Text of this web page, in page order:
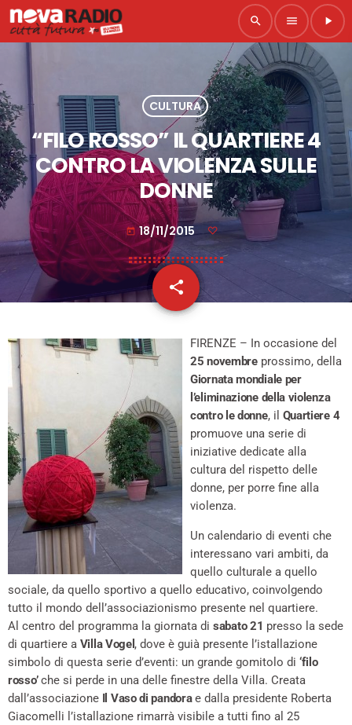
search menu play_arrow
CULTURA
“FILO ROSSO” IL QUARTIERE 4
CONTRO LA VIOLENZA SULLE
DONNE
today 18/11/2015
share
email
FIRENZE – In occasione del
25 novembreprossimo, della
Giornata mondiale per
l’eliminazione della violenza
contro le donne, il Quartiere 4
promuove una serie di
iniziative dedicate alla
cultura del rispetto delle
donne, per porre fine alla
violenza.
Un calendario di eventi che
interessano vari ambiti, da
quello culturale a quello
sociale, da quello sportivo a quello educativo, coinvolgendo
tutto il mondo dell’associazionismo presente nel quartiere.
Al centro del programma la giornata di sabato 21 presso la sede
di quartiere a Villa Vogel , dove è guià presente l’istallazione
simbolo di questa serie d’eventi: un grande gomitolo di ‘filo
rosso’che si perde in una delle finestre della Villa. Creata
dall’associazione Il Vaso di pandorae dalla presidente Roberta
Giacomelli l’istallazione rimarrà visibile a tutti fino al 25